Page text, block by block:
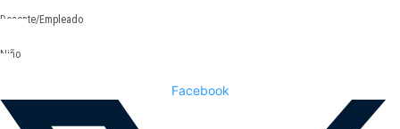
Docente/Empleado
Niño
Facebook